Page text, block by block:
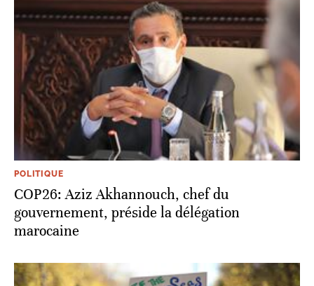
POLITIQUE
COP26: Aziz Akhannouch, chef du
gouvernement, préside la délégation
marocaine